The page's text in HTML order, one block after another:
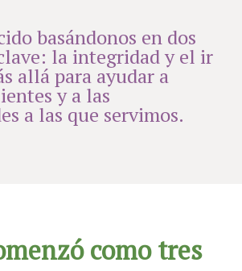
basándonos en dos
la integridad y el ir
allá para ayudar a
y a las
a las que servimos.
como tres